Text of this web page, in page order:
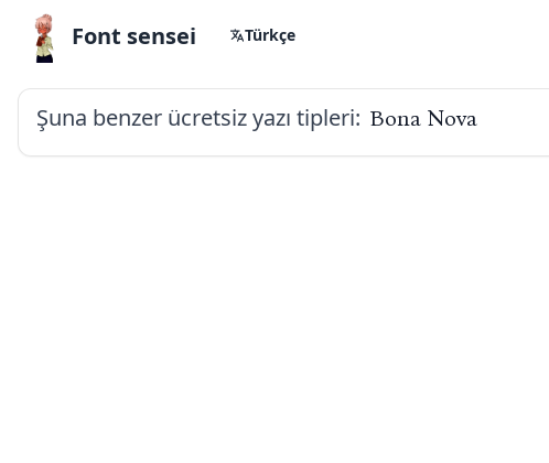
Font sensei Türkçe
Şuna benzer ücretsiz yazı tipleri: Bona Nova